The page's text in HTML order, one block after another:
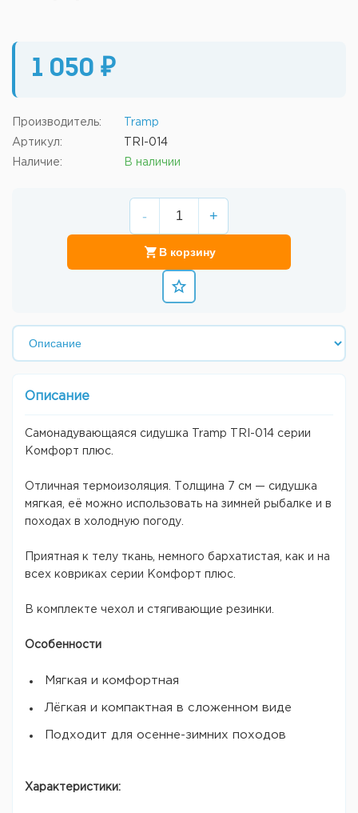
1 050 ₽
Производитель: Tramp
Артикул: TRI-014
Наличие: В наличии
- +
В корзину
Описание
Самонадувающаяся сидушка Tramp TRI-014 серии
Комфорт плюс.
Отличная термоизоляция. Толщина 7 см — сидушка
мягкая, её можно использовать на зимней рыбалке и в
походах в холодную погоду.
Приятная к телу ткань, немного бархатистая, как и на
всех ковриках серии Комфорт плюс.
В комплекте чехол и стягивающие резинки.
Особенности
Мягкая и комфортная
Лёгкая и компактная в сложенном виде
Подходит для осенне-зимних походов
Характеристики: